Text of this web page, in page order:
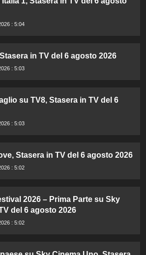
: 5:04
in TV del 6 agosto 2026
: 5:03
su TV8, Stasera in TV del 6
: 5:03
Stasera in TV del 6 agosto 2026
: 5:02
2026 – Prima Parte su Sky
del 6 agosto 2026
: 5:02